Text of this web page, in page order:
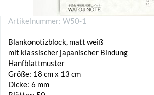
Artikelnummer: W50-1
Blankonotizblock, matt weiß
mit klassischer japanischer Bindung
Hanfblattmuster
Größe: 18 cm x 13 cm
Dicke: 6 mm